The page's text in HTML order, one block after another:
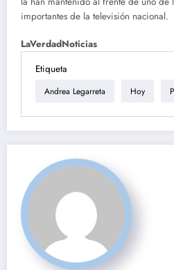
importantes de la televisión nacional.
LaVerdadNoticias
Etiqueta
Andrea Legarreta Hoy